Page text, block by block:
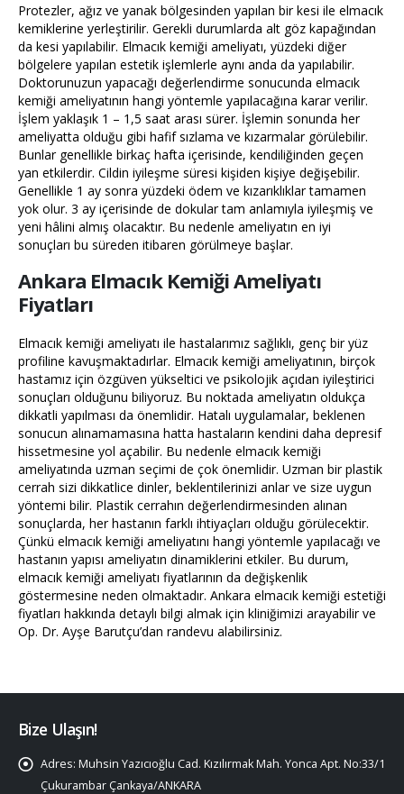
Protezler, ağız ve yanak bölgesinden yapılan bir kesi ile elmacık
kemiklerine yerleştirilir. Gerekli durumlarda alt göz kapağından
da kesi yapılabilir. Elmacık kemiği ameliyatı, yüzdeki diğer
bölgelere yapılan estetik işlemlerle aynı anda da yapılabilir.
Doktorunuzun yapacağı değerlendirme sonucunda elmacık
kemiği ameliyatının hangi yöntemle yapılacağına karar verilir.
İşlem yaklaşık 1 – 1,5 saat arası sürer. İşlemin sonunda her
ameliyatta olduğu gibi hafif sızlama ve kızarmalar görülebilir.
Bunlar genellikle birkaç hafta içerisinde, kendiliğinden geçen
yan etkilerdir. Cildin iyileşme süresi kişiden kişiye değişebilir.
Genellikle 1 ay sonra yüzdeki ödem ve kızarıklıklar tamamen
yok olur. 3 ay içerisinde de dokular tam anlamıyla iyileşmiş ve
yeni hâlini almış olacaktır. Bu nedenle ameliyatın en iyi
sonuçları bu süreden itibaren görülmeye başlar.
Ankara Elmacık Kemiği Ameliyatı
Fiyatları
Elmacık kemiği ameliyatı ile hastalarımız sağlıklı, genç bir yüz
profiline kavuşmaktadırlar. Elmacık kemiği ameliyatının, birçok
hastamız için özgüven yükseltici ve psikolojik açıdan iyileştirici
sonuçları olduğunu biliyoruz. Bu noktada ameliyatın oldukça
dikkatli yapılması da önemlidir. Hatalı uygulamalar, beklenen
sonucun alınamamasına hatta hastaların kendini daha depresif
hissetmesine yol açabilir. Bu nedenle elmacık kemiği
ameliyatında uzman seçimi de çok önemlidir. Uzman bir plastik
cerrah sizi dikkatlice dinler, beklentilerinizi anlar ve size uygun
yöntemi bilir. Plastik cerrahın değerlendirmesinden alınan
sonuçlarda, her hastanın farklı ihtiyaçları olduğu görülecektir.
Çünkü elmacık kemiği ameliyatını hangi yöntemle yapılacağı ve
hastanın yapısı ameliyatın dinamiklerini etkiler. Bu durum,
elmacık kemiği ameliyatı fiyatlarının da değişkenlik
göstermesine neden olmaktadır. Ankara elmacık kemiği estetiği
fiyatları hakkında detaylı bilgi almak için kliniğimizi arayabilir ve
Op. Dr. Ayşe Barutçu’dan randevu alabilirsiniz.
Bize Ulaşın!
Adres: Muhsin Yazıcıoğlu Cad. Kızılırmak Mah. Yonca Apt. No:33/1
Çukurambar Çankaya/ANKARA